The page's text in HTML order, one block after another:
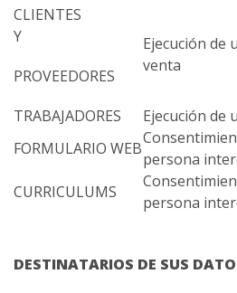
CLIENTES
Y
PROVEEDORES
Ejecución de
venta
TRABAJADORES
Ejecución de
FORMULARIO WEB
persona
CURRICULUMS
persona
DESTINATARIOS DE SUS